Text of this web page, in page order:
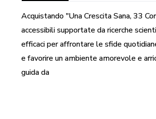
passo
Acquistando "Una Crescita Sana, 33
accessibili supportate da ricerche
efficaci per affrontare le sfide
e favorire un ambiente amorevole e
guida da